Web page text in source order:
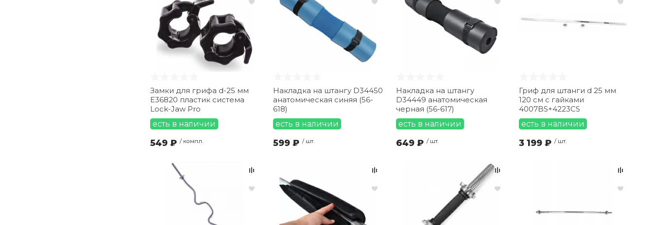
Замки для грифа d-25 мм
E36820 пластик система
Lock-Jaw Pro
есть в наличии
549 ₽ / компл.
Накладка на штангу D34450
анатомическая синяя (56-
618)
есть в наличии
599 ₽ / шт.
Накладка на штангу
D34449 анатомическая
черная (56-617)
есть в наличии
649 ₽ / шт.
Гриф для штанги d 25 мм
120 см с гайками
4007BS+4223CS
есть в наличии
3 199 ₽ / шт.